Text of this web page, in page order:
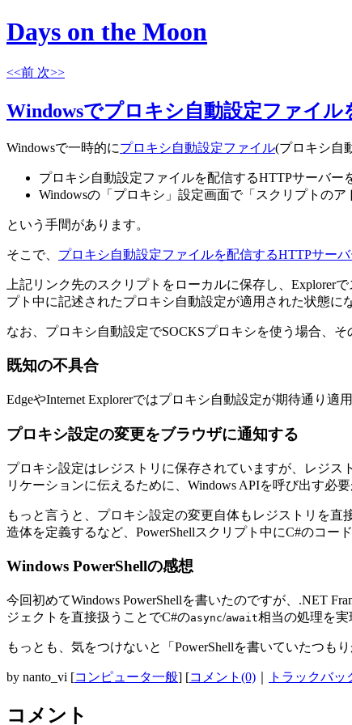
Days on the Moon
<<前 次>>
Windowsでプロキシ自動設定ファイル
Windowsで一時的にプロキシ自動設定ファイル(プロキシ自
プロキシ自動設定ファイルを配信するHTTPサーバー
Windowsの「プロキシ」設定画面で「スクリプトのア
という手間があります。
そこで、 プロキシ自動設定ファイルを配信するHTTPサー
上記リンク先のスクリプトをローカルに保存し、Explorer
プト中に記述されたプロキシ自動設定が適用された状態に
なお、プロキシ自動設定でSOCKSプロキシを使う場合、
既知の不具合
EdgeやInternet Explorerではプロキシ自動設定が期待通り適
プロキシ設定の変更をブラウザに通知する
プロキシ設定はレジストリに保存されていますが、レジ
リケーションに伝えるために、Windows APIを呼び出す必
もっと言うと、プロキシ設定の変更自体もレジストリを直
造体を定義するなど、PowerShellスクリプト中にC#のコー
Windows PowerShellの感想
今回初めてWindows PowerShellを書いたのですが、.NET
ジェクトを直接扱うことでC#のasync/await相当の処理を実
もっとも、気をつけないと「PowerShellを書いていたつも
by nanto_vi [コンピュータ一般] [コメント(0) トラックバッ
コメント